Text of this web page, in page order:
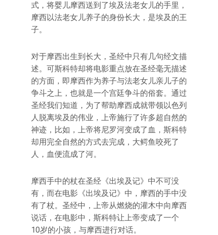
式，将婴儿摩西送到了埃及法老女儿的手里，
摩西以法老女儿养子的身份长大，是埃及的王
子。
对于摩西出生到长大，圣经中只有几句经文描
述。可斯科特却将电影重点放在圣经毫无描述
的方面，即摩西作为养子与法老女儿亲儿子的
争斗之上，也就是一个宫廷争斗的俗套。通过
圣经我们知道，为了帮助摩西成就带领以色列
人脱离埃及的伟业，上帝施行了许多超自然的
神迹，比如，上帝将尼罗河变成了血，斯科特
却用完全自然的方式去完成，大鳄鱼咬死了
人，血便流成了河。
摩西手中的杖在圣经《出埃及记》中不可没
有，而在电影《出埃及记》中，摩西的手中没
有了杖。圣经中，上帝从燃烧的灌木中向摩西
说话，在电影中，斯科特让上帝变成了一个
10岁的小孩，与摩西进行对话。